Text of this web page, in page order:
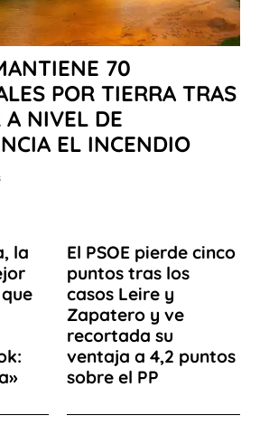
70
POR TIERRA TRAS
A NIVEL DE
EL INCENDIO
la
El PSOE pierde cinco
puntos tras los
casos Leire y
Zapatero y ve
recortada su
ventaja a 4,2 puntos
sobre el PP